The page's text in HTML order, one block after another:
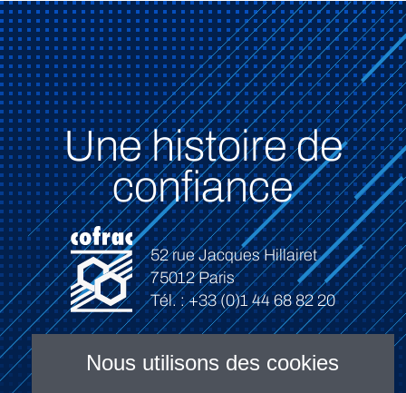
Une histoire de
confiance
52 rue Jacques Hillairet
75012 Paris
Tél. : +33 (0)1 44 68 82 20
Nous utilisons des cookies